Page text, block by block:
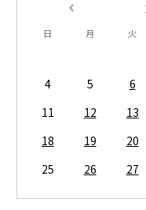
日 月 火
4
5 6
11
12 13
18
19 20
25
26 27